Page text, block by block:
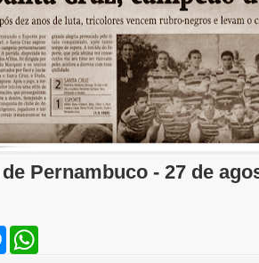
Pernambuco - 27 de
M
W